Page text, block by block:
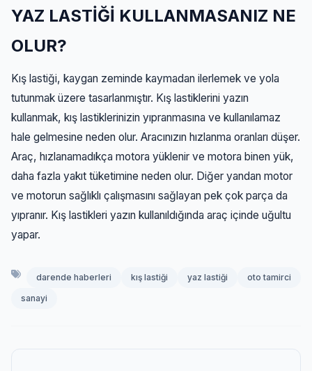
YAZ LASTİĞİ KULLANMASANIZ NE
OLUR?
Kış lastiği, kaygan zeminde kaymadan ilerlemek ve yola
tutunmak üzere tasarlanmıştır. Kış lastiklerini yazın
kullanmak, kış lastiklerinizin yıpranmasına ve kullanılamaz
hale gelmesine neden olur. Aracınızın hızlanma oranları düşer.
Araç, hızlanamadıkça motora yüklenir ve motora binen yük,
daha fazla yakıt tüketimine neden olur. Diğer yandan motor
ve motorun sağlıklı çalışmasını sağlayan pek çok parça da
yıpranır. Kış lastikleri yazın kullanıldığında araç içinde uğultu
yapar.
darende haberleri kış lastiği yaz lastiği
oto tamirci
sanayi